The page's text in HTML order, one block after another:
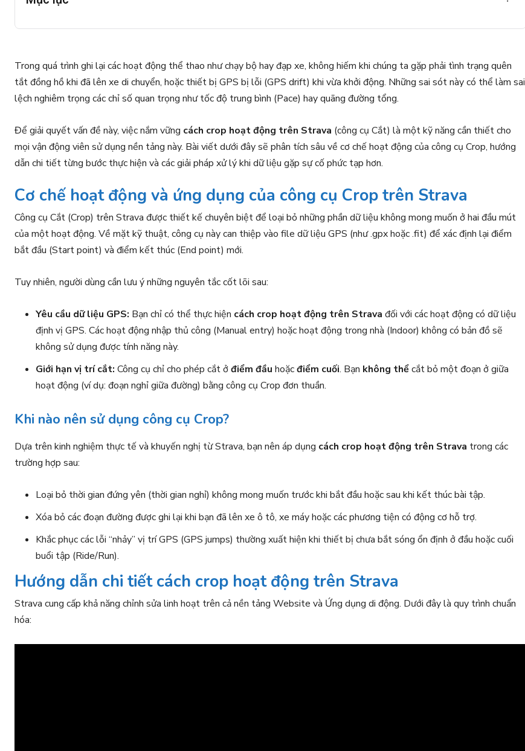
Trong quá trình ghi lại các hoạt động thể thao như chạy bộ hay đạp xe, không hiếm khi chúng ta gặp phải tình trạng quên
tắt đồng hồ khi đã lên xe di chuyển, hoặc thiết bị GPS bị lỗi (GPS drift) khi vừa khởi động. Những sai sót này có thể làm sai
lệch nghiêm trọng các chỉ số quan trọng như tốc độ trung bình (Pace) hay quãng đường tổng.
Để giải quyết vấn đề này, việc nắm vững cách crop hoạt động trên Strava (công cụ Cắt) là một kỹ năng cần thiết cho
mọi vận động viên sử dụng nền tảng này. Bài viết dưới đây sẽ phân tích sâu về cơ chế hoạt động của công cụ Crop, hướng
dẫn chi tiết từng bước thực hiện và các giải pháp xử lý khi dữ liệu gặp sự cố phức tạp hơn.
Cơ chế hoạt động và ứng dụng của công cụ Crop trên Strava
Công cụ Cắt (Crop) trên Strava được thiết kế chuyên biệt để loại bỏ những phần dữ liệu không mong muốn ở hai đầu mút
của một hoạt động. Về mặt kỹ thuật, công cụ này can thiệp vào file dữ liệu GPS (như .gpx hoặc .fit) để xác định lại điểm
bắt đầu (Start point) và điểm kết thúc (End point) mới.
Tuy nhiên, người dùng cần lưu ý những nguyên tắc cốt lõi sau:
Yêu cầu dữ liệu GPS: Bạn chỉ có thể thực hiện cách crop hoạt động trên Strava đối với các hoạt động có dữ liệu
định vị GPS. Các hoạt động nhập thủ công (Manual entry) hoặc hoạt động trong nhà (Indoor) không có bản đồ sẽ
không sử dụng được tính năng này.
Giới hạn vị trí cắt: Công cụ chỉ cho phép cắt ởđiểm đầu hoặcđiểm cuối. Bạn không thểcắt bỏ một đoạn ở giữa
hoạt động (ví dụ: đoạn nghỉ giữa đường) bằng công cụ Crop đơn thuần.
Khi nào nên sử dụng công cụ Crop?
Dựa trên kinh nghiệm thực tế và khuyến nghị từ Strava, bạn nên áp dụng cách crop hoạt động trên Strava trong các
trường hợp sau:
Loại bỏ thời gian đứng yên (thời gian nghỉ) không mong muốn trước khi bắt đầu hoặc sau khi kết thúc bài tập.
Xóa bỏ các đoạn đường được ghi lại khi bạn đã lên xe ô tô, xe máy hoặc các phương tiện có động cơ hỗ trợ.
Khắc phục các lỗi “nhảy” vị trí GPS (GPS jumps) thường xuất hiện khi thiết bị chưa bắt sóng ổn định ở đầu hoặc cuối
buổi tập (Ride/Run).
Hướng dẫn chi tiết cách crop hoạt động trên Strava
Strava cung cấp khả năng chỉnh sửa linh hoạt trên cả nền tảng Website và Ứng dụng di động. Dưới đây là quy trình chuẩn
hóa: